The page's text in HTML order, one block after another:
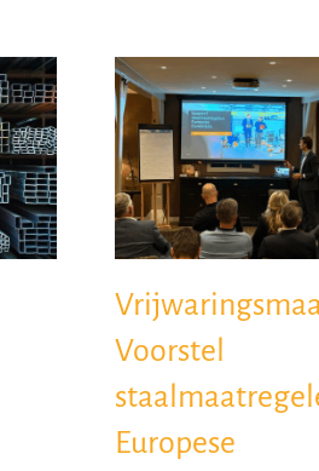
Voorstel
Europese